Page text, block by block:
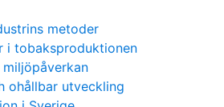
metoder
i tobaksproduktionen
miljöpåverkan
ohållbar utveckling